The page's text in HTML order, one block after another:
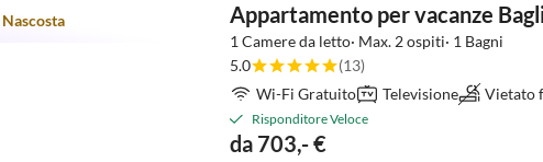
Appartamento per vacanze
1 Camere da letto· Max. 2 ospiti· 1 Bagni
5.0
(13)
Wi-Fi Gratuito
Televisione Vietato
Risponditore Veloce
da 703,- €